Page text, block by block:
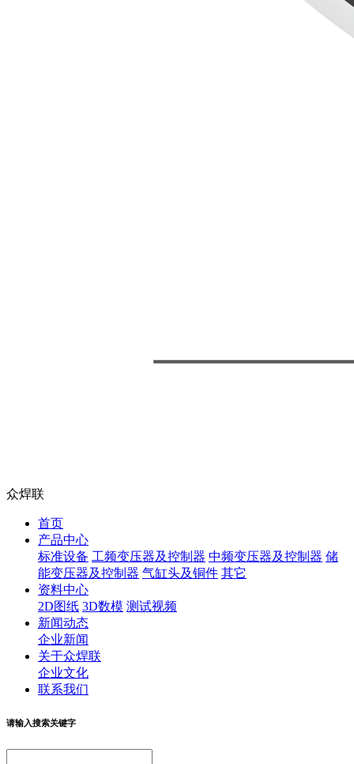
众焊联
首页
产品中心
标准设备 工频变压器及控制器 中频变压器及控制器 储
能变压器及控制器 气缸头及铜件 其它
资料中心
2D图纸 3D数模 测试视频
新闻动态
企业新闻
关于众焊联
企业文化
联系我们
请输入搜索关键字